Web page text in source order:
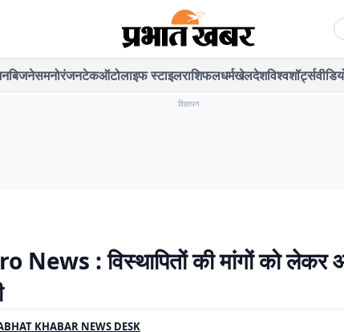
बिजनेसमनोरंजनटेकऑटोलाइफ स्टाइलराशिफलधर्मखेलदेशविश्वशॉर्ट्स
विज्ञापन
News : विस्थापितों की मांगों को लेकर
KHABAR NEWS DESK